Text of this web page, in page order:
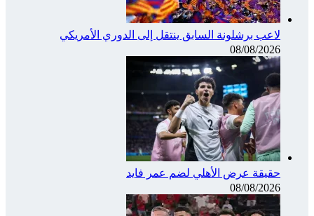
لاعب برشلونة السابق ينتقل إلى الدوري الأمريكي
08/08/2026
حقيقة عرض الأهلي لضم عمر فايد
08/08/2026